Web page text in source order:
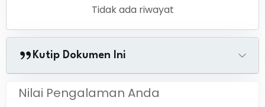
Tidak ada riwayat
Kutip Dokumen Ini
Nilai Pengalaman Anda